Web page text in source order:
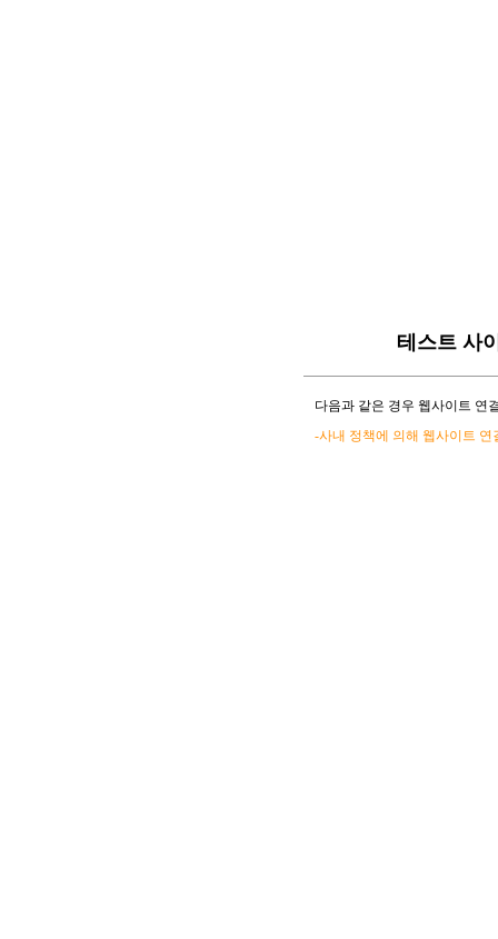
테스트 사
다음과 같은 경우 웹사이트 연
-사내 정책에 의해 웹사이트